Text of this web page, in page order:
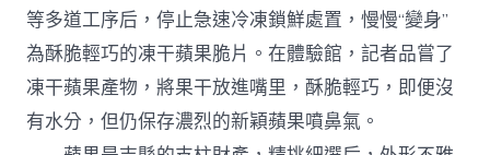
等多道工序后，停止急速冷凍鎖鮮處置，慢慢“變身”
為酥脆輕巧的凍干蘋果脆片。在體驗館，記者品嘗了
凍干蘋果產物，將果干放進嘴里，酥脆輕巧，即便沒
有水分，但仍保存濃烈的新穎蘋果噴鼻氣。